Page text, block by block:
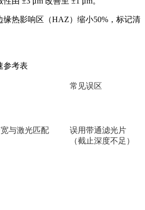
缘热影响区（HAZ）缩小50%，标记清
参考表
常见误区
与激光匹配
误用带通滤光片
（截止深度不足）